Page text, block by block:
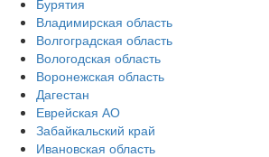
Бурятия
Владимирская область
Волгоградская область
Вологодская область
Воронежская область
Дагестан
Еврейская АО
Забайкальский край
Ивановская область